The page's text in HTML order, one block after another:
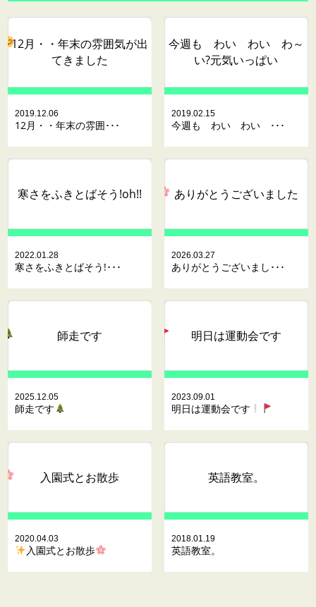
12月・・年末の雰囲気が出
てきました
2019.12.06
12月・・年末の雰囲･･･
今週も わい わい わ～
い?元気いっぱい
2019.02.15
今週も わい わい ･･･
寒さをふきとばそう!oh!!
2022.01.28
寒さをふきとばそう!･･･
ありがとうございました
2026.03.27
ありがとうございまし･･･
師走です
2025.12.05
師走です
明日は運動会です
2023.09.01
明日は運動会です
入園式とお散歩
2020.04.03
入園式とお散歩
英語教室。
2018.01.19
英語教室。